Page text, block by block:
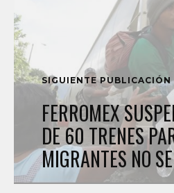
SIGUIENTE PUBLICACIÓN
FERROMEX
DE 60 TRENES
MIGRANTES NO